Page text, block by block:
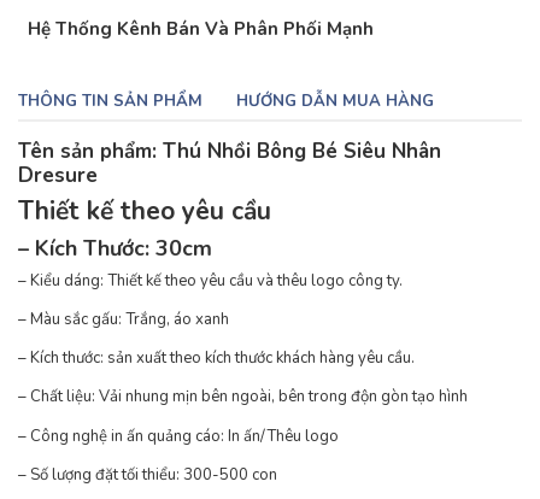
Hệ Thống Kênh Bán Và Phân Phối Mạnh
THÔNG TIN SẢN PHẨM HƯỚNG DẪN MUA HÀNG
Tên sản phẩm: Thú Nhồi Bông Bé Siêu Nhân
Dresure
Thiết kế theo yêu cầu
– Kích Thước: 30cm
– Kiểu dáng: Thiết kế theo yêu cầu và thêu logo công ty.
– Màu sắc gấu: Trắng, áo xanh
– Kích thước: sản xuất theo kích thước khách hàng yêu cầu.
– Chất liệu: Vải nhung mịn bên ngoài, bên trong độn gòn tạo hình
– Công nghệ in ấn quảng cáo: In ấn/Thêu logo
– Số lượng đặt tối thiểu: 300-500 con